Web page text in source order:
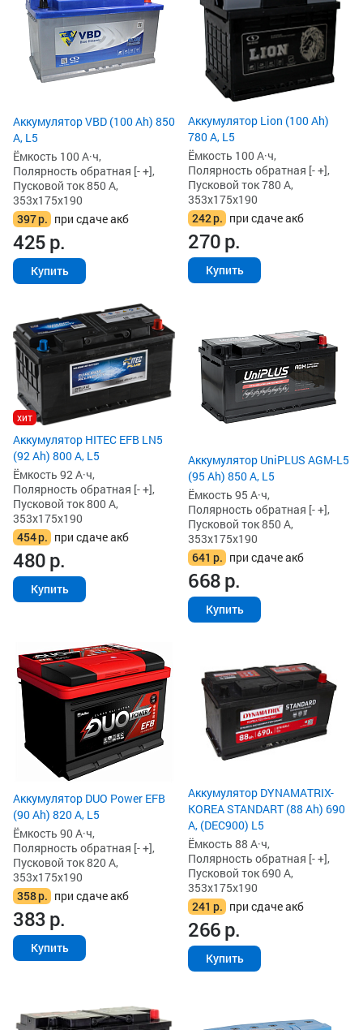
Аккумулятор VBD (100 Ah) 850
А, L5
Ёмкость 100 А·ч,
Полярность обратная [- +],
Пусковой ток 850 А,
353x175x190
397р. при сдаче акб
425р.
Купить
Аккумулятор Lion (100 Ah)
780 А, L5
Ёмкость 100 А·ч,
Полярность обратная [- +],
Пусковой ток 780 А,
353x175x190
242р. при сдаче акб
270р.
Купить
хит
Аккумулятор HITEC EFB LN5
(92 Ah) 800 А, L5
Ёмкость 92 А·ч,
Полярность обратная [- +],
Пусковой ток 800 А,
353x175x190
454р. при сдаче акб
480р.
Купить
Аккумулятор UniPLUS AGM-L5
(95 Ah) 850 А, L5
Ёмкость 95 А·ч,
Полярность обратная [- +],
Пусковой ток 850 А,
353x175x190
641 р. при сдаче акб
668р.
Купить
Аккумулятор DUO Power EFB
(90 Ah) 820 А, L5
Ёмкость 90 А·ч,
Полярность обратная [- +],
Пусковой ток 820 А,
353x175x190
358р. при сдаче акб
383р.
Купить
Аккумулятор DYNAMATRIX-
KOREA STANDART (88 Ah) 690
А, (DEC900) L5
Ёмкость 88 А·ч,
Полярность обратная [- +],
Пусковой ток 690 А,
353x175x190
241 р. при сдаче акб
266р.
Купить